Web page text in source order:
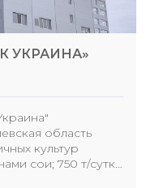
УКРАИНА»
область
культур
сои; 750 т/сутки
семенам